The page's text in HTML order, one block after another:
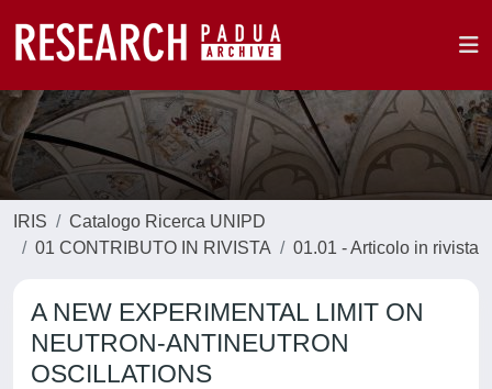
IRIS
Catalogo Ricerca UNIPD
01 CONTRIBUTO IN RIVISTA
01.01 - Articolo in rivista
A NEW EXPERIMENTAL LIMIT ON
NEUTRON-ANTINEUTRON
OSCILLATIONS